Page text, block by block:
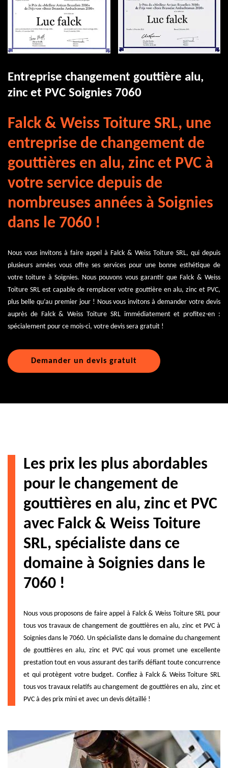
Entreprise changement gouttière alu,
zinc et PVC Soignies 7060
Falck & Weiss Toiture SRL, une
entreprise de changement de
gouttières en alu, zinc et PVC à
votre service depuis de
nombreuses années à Soignies
dans le 7060 !
Nous vous invitons à faire appel à Falck & Weiss Toiture SRL, qui depuis
plusieurs années vous offre ses services pour une bonne esthétique de
votre toiture à Soignies. Nous pouvons vous garantir que Falck & Weiss
Toiture SRL est capable de remplacer votre gouttière en alu, zinc et PVC,
plus belle qu’au premier jour ! Nous vous invitons à demander votre devis
auprès de Falck & Weiss Toiture SRL immédiatement et profitez-en :
spécialement pour ce mois-ci, votre devis sera gratuit !
Demander un devis gratuit
Les prix les plus abordables
pour le changement de
gouttières en alu, zinc et PVC
avec Falck & Weiss Toiture
SRL, spécialiste dans ce
domaine à Soignies dans le
7060 !
Nous vous proposons de faire appel à Falck & Weiss Toiture SRL pour
tous vos travaux de changement de gouttières en alu, zinc et PVC à
Soignies dans le 7060. Un spécialiste dans le domaine du changement
de gouttières en alu, zinc et PVC qui vous promet une excellente
prestation tout en vous assurant des tarifs défiant toute concurrence
et qui protègent votre budget. Confiez à Falck & Weiss Toiture SRL
tous vos travaux relatifs au changement de gouttières en alu, zinc et
PVC à des prix mini et avec un devis détaillé !